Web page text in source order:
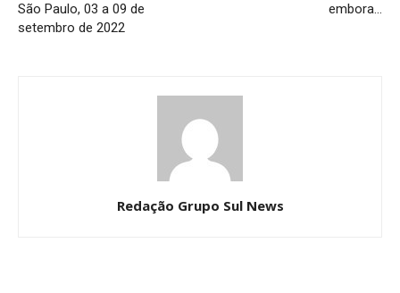
São Paulo, 03 a 09 de
setembro de 2022
embora…
Redação Grupo Sul News